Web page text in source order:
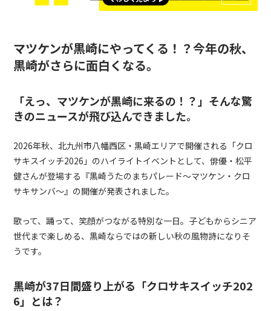
マツケンが黒崎にやってくる！？今年の秋、
黒崎がさらに面白くなる。
「えっ、マツケンが黒崎に来るの！？」そんな驚
きのニュースが飛び込んできました。
2026年秋、北九州市八幡西区・黒崎エリアで開催される「クロ
サキスイッチ2026」のハイライトイベントとして、俳優・松平
健さんが登場する『黒崎うたのまちパレード～マツケン・クロ
サキサンバ～』の開催が発表されました。
歌って、踊って、笑顔がつながる特別な一日。子どもからシニア
世代まで楽しめる、黒崎ならではの新しい秋の風物詩になりそ
うです。
黒崎が37日間盛り上がる「クロサキスイッチ202
6」とは？